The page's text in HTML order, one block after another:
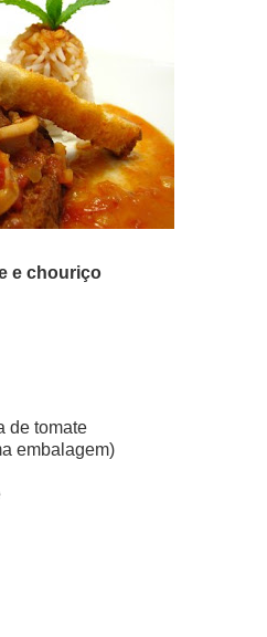
e chouriço
de tomate
embalagem)